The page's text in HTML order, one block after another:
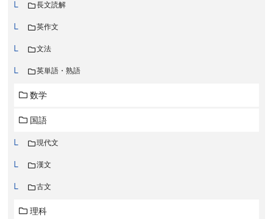
長文読解
英作文
文法
英単語・熟語
数学
国語
現代文
漢文
古文
理科